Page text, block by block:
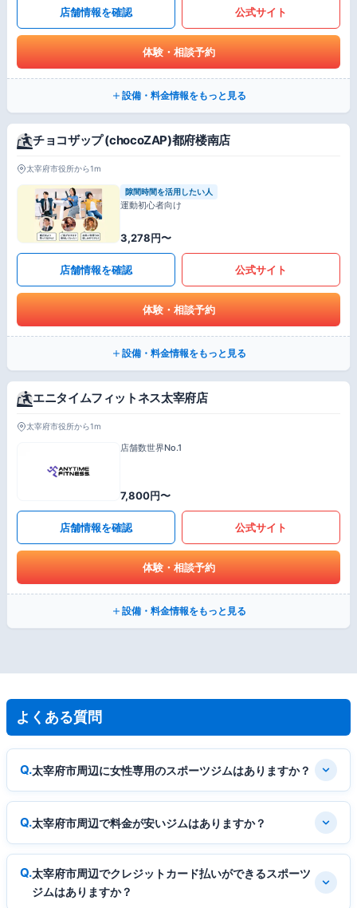
店舗情報を確認 公式サイト
体験・相談予約
設備・料金情報をもっと見る
チョコザップ (chocoZAP)都府楼南店
太宰府市役所から1m
隙間時間を活用したい人
運動初心者向け
3,278円〜
店舗情報を確認 公式サイト
体験・相談予約
設備・料金情報をもっと見る
エニタイムフィットネス太宰府店
太宰府市役所から1m
店舗数世界No.1
7,800円〜
店舗情報を確認 公式サイト
体験・相談予約
設備・料金情報をもっと見る
よくある質問
太宰府市周辺に女性専用のスポーツジムはありますか？
太宰府市周辺で料金が安いジムはありますか？
太宰府市周辺でクレジットカード払いができるスポーツ
ジムはありますか？